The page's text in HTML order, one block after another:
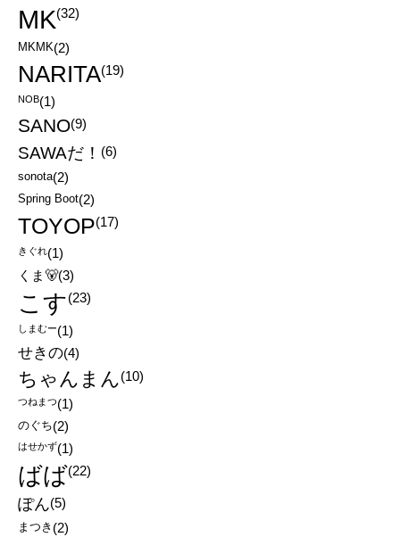
MK(32)
MKMK(2)
NARITA(19)
NOB(1)
SANO(9)
SAWAだ！ (6)
sonota(2)
Spring Boot(2)
TOYOP(17)
きぐれ(1)
くま🐻(3)
こす(23)
しまむー(1)
せきの(4)
ちゃんまん(10)
つねまつ(1)
のぐち(2)
はせかず(1)
ばば(22)
ぽん(5)
まつき (2)